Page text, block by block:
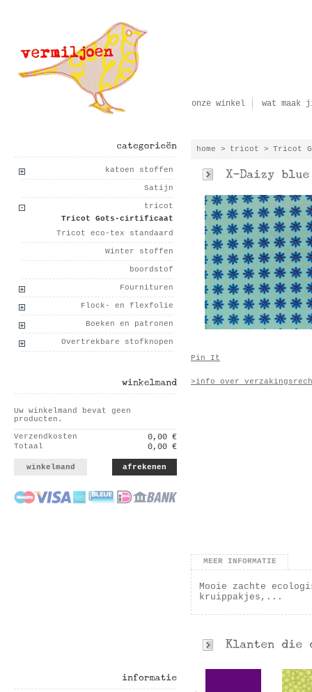
onze winkel wat maak
katoen stoffen
Satijn
tricot
Tricot Gots-cirtificaat
Tricot eco-tex standaard
Winter stoffen
boordstof
Fournituren
Flock- en flexfolie
Boeken en patronen
Overtrekbare stofknopen
Uw winkelmand bevat geen
producten.
Verzendkosten 0,00 €
Totaal 0,00 €
winkelmand afrekenen
home > tricot > Tricot
Pin It
>info over
MEER INFORMATIE
Mooie zachte
kruippakjes,...